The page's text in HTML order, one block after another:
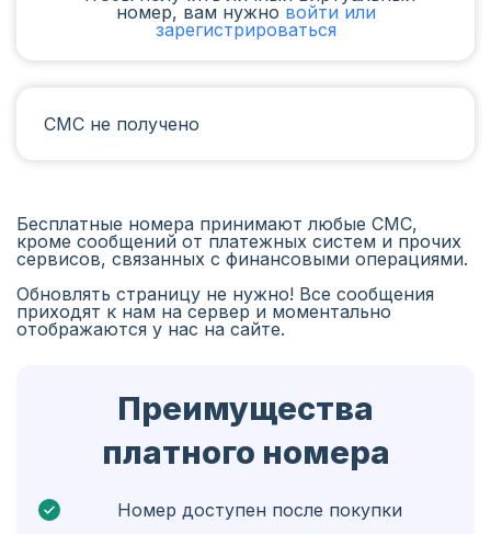
Иран
Чехия
Гвинея
Эфиопия
Кюрасао
Ангола
Кипр
номер, вам нужно войти или
зарегистрироваться
СМС не получено
Бесплатные номера принимают любые СМС,
кроме сообщений от платежных систем и прочих
сервисов, связанных с финансовыми операциями.
Обновлять страницу не нужно! Все сообщения
приходят к нам на сервер и моментально
отображаются у нас на сайте.
Преимущества
платного номера
Номер доступен после покупки